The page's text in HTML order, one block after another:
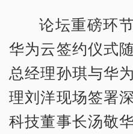
论坛重磅环
华为云签约仪式
总经理孙琪与华
理刘洋现场签署
科技董事长汤敬